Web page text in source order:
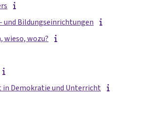
und Bildungseinrichtungen
wieso, wozu?
Demokratie und Unterricht